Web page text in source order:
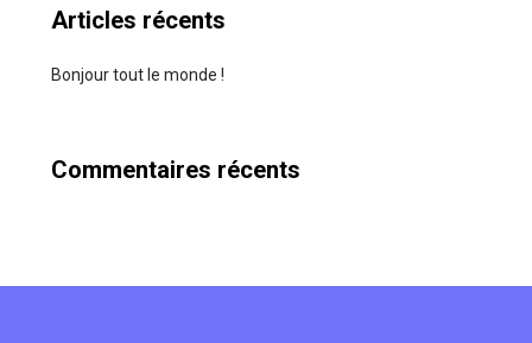
Articles récents
Bonjour tout le monde !
Commentaires récents